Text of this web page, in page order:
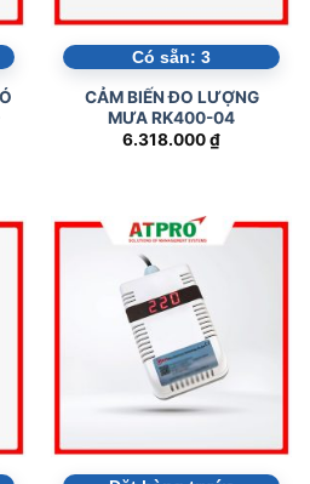
Có sẵn: 3
CẢM BIẾN ĐO LƯỢNG
MƯA RK400-04
6.318.000₫